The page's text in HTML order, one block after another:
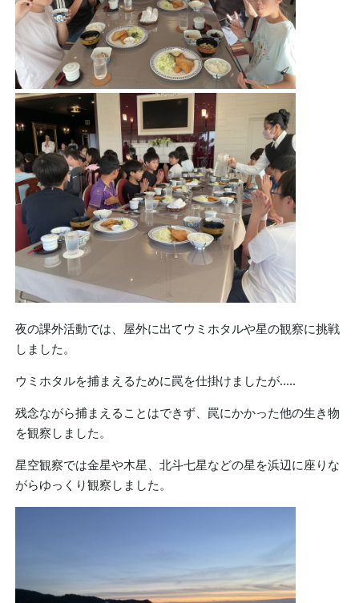
夜の課外活動では、屋外に出てウミホタルや星の観察に挑戦
しました。
ウミホタルを捕まえるために罠を仕掛けましたが.....
残念ながら捕まえることはできず、罠にかかった他の生き物
を観察しました。
星空観察では金星や木星、北斗七星などの星を浜辺に座りな
がらゆっくり観察しました。